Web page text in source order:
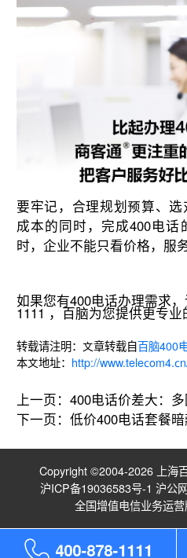
要牢记，合理规划预算、
成本的同时，完成400电
时，企业不能只看价格，服
如果您有400电话办理需求
1111 ，百脑为您提供更专业
转载请注明：文章转载自百脑400
本文地址： http://
上一页： 400电话价差大：
下一页： 低价400电话套餐暗
Copyright ©2004-2026 上海
沪ICP备19036583号-1 沪公
全国增值电信业务运
400-878-1111